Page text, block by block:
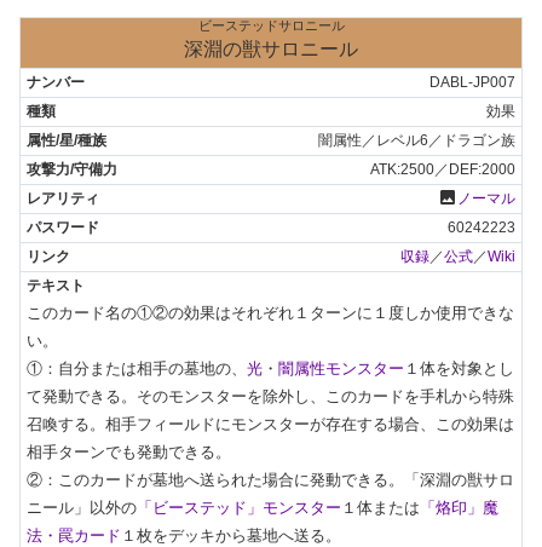
ビーステッドサロニール
深淵の獣サロニール
DABL-JP007
効果
闇属性／レベル6／ドラゴン族
ATK:2500／DEF:2000
photo ノーマル
60242223
収録／公式／Wiki
このカード名の①②の効果はそれぞれ１ターンに１度しか使用できな
い。
①：自分または相手の墓地の、 光 ・ 闇属性モンスター １体を対象とし
て発動できる。そのモンスターを除外し、このカードを手札から特殊
召喚する。相手フィールドにモンスターが存在する場合、この効果は
相手ターンでも発動できる。
②：このカードが墓地へ送られた場合に発動できる。「深淵の獣サロ
ニール」以外の 「ビーステッド」モンスター １体または 「烙印」魔
法・罠カード １枚をデッキから墓地へ送る。